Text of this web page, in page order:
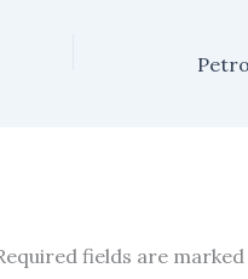
fields are marked